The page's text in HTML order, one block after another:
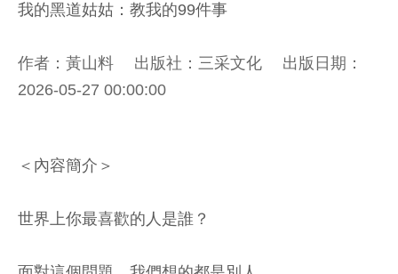
我的黑道姑姑：教我的99件事
作者：黃山料 出版社：三采文化 出版日期：
2026-05-27 00:00:00
＜內容簡介＞
世界上你最喜歡的人是誰？